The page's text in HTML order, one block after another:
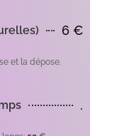
6 €
et la dépose.
.